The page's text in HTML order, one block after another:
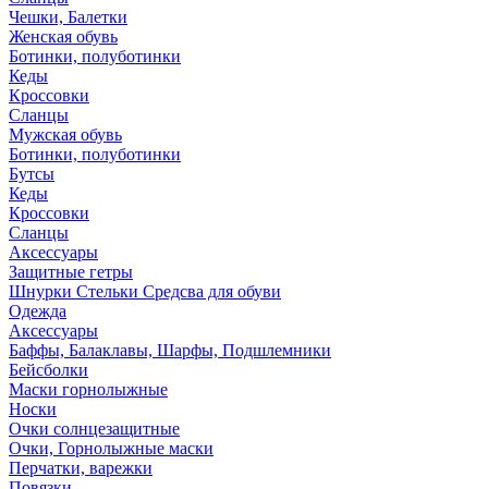
Чешки, Балетки
Женская обувь
Ботинки, полуботинки
Кеды
Кроссовки
Сланцы
Мужская обувь
Ботинки, полуботинки
Бутсы
Кеды
Кроссовки
Сланцы
Аксессуары
Защитные гетры
Шнурки Стельки Средсва для обуви
Одежда
Аксессуары
Баффы, Балаклавы, Шарфы, Подшлемники
Бейсболки
Маски горнолыжные
Носки
Очки солнцезащитные
Очки, Горнолыжные маски
Перчатки, варежки